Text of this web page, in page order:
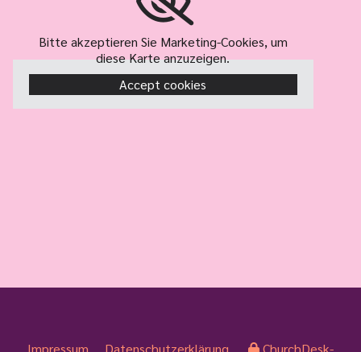
Bitte akzeptieren Sie Marketing-Cookies, um
diese Karte anzuzeigen.
Accept cookies
Impressum Datenschutzerklärung ChurchDesk-